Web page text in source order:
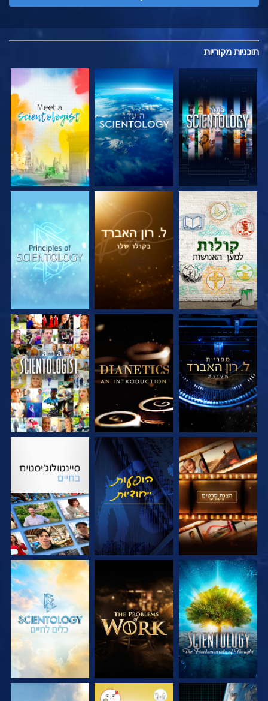
תוכניות מקוריות
בדוק את הסדרה בדוק את הסדרה בדוק את הסדרה
בדוק את הסדרה בדוק את הסדרה צפה
בדוק את הסדרה צפה בדוק את הסדרה
בדוק את הסדרה בדוק את הסדרה בדוק את הסדרה